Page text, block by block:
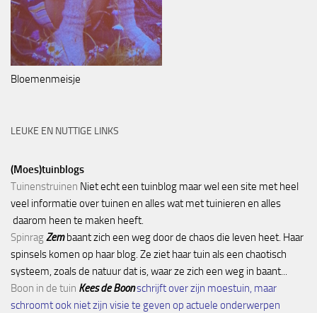
Bloemenmeisje
LEUKE EN NUTTIGE LINKS
(Moes)tuinblogs
Tuinenstruinen Niet echt een tuinblog maar wel een site met heel
veel informatie over tuinen en alles wat met tuinieren en alles
daarom heen te maken heeft.
SpinragZem baant zich een weg door de chaos die leven heet. Haar
spinsels komen op haar blog. Ze ziet haar tuin als een chaotisch
systeem, zoals de natuur dat is, waar ze zich een weg in baant...
Boon in de tuin Kees de Boonschrijft over zijn moestuin, maar
schroomt ook niet zijn visie te geven op actuele onderwerpen